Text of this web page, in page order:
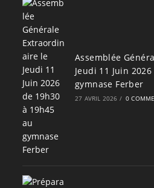
Assemblée
Jeudi 11 Juin
gymnase Ferber
27 AVRIL 2026 / 0